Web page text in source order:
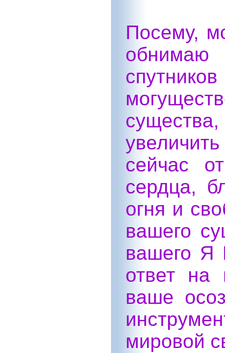
Посему,
сейчас
сердца,
огня и
вашего
вашего Я
ответ на
ваше
мировой